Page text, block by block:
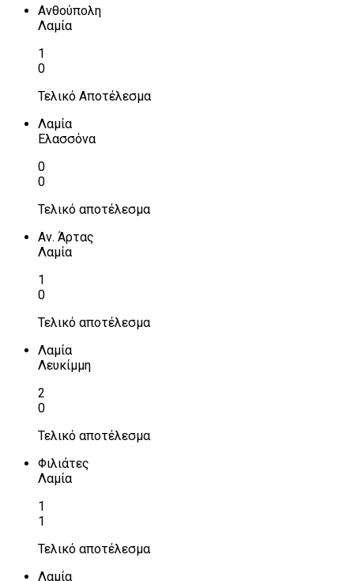
Ανθούπολη
Λαμία
1
0
Τελικό Αποτέλεσμα
Λαμία
Ελασσόνα
0
0
Τελικό αποτέλεσμα
Αν. Άρτας
Λαμία
1
0
Τελικό αποτέλεσμα
Λαμία
Λευκίμμη
2
0
Τελικό αποτέλεσμα
Φιλιάτες
Λαμία
1
1
Τελικό αποτέλεσμα
Λαμία